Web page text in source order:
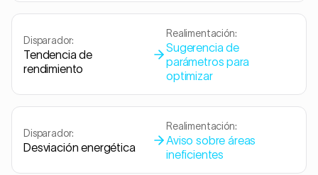
Disparador:
Tendencia de
rendimiento
Realimentación:
Sugerencia de
parámetros para
optimizar
Disparador:
Desviación energética
Realimentación:
Aviso sobre áreas
ineficientes